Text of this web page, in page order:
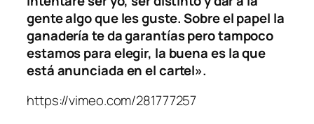
gente algo que les guste. Sobre el papel la
ganadería te da garantías pero tampoco
estamos para elegir, la buena es la que
está anunciada en el cartel».
https://vimeo.com/281777257